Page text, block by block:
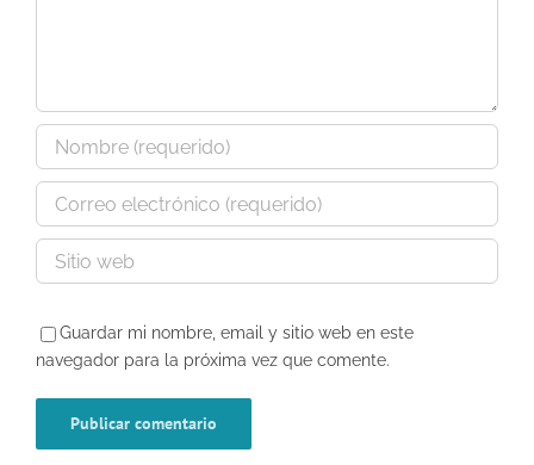
Guardar mi nombre, email y sitio web en este
navegador para la próxima vez que comente.